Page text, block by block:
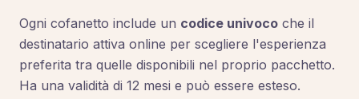
Ogni cofanetto include un codice univoco che il
destinatario attiva online per scegliere l'esperienza
preferita tra quelle disponibili nel proprio pacchetto.
Ha una validità di 12 mesi e può essere esteso.